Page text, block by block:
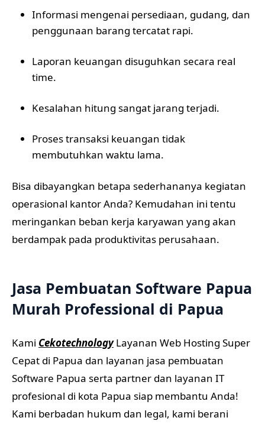
Informasi mengenai persediaan, gudang, dan
penggunaan barang tercatat rapi.
Laporan keuangan disuguhkan secara real
time.
Kesalahan hitung sangat jarang terjadi.
Proses transaksi keuangan tidak
membutuhkan waktu lama.
Bisa dibayangkan betapa sederhananya kegiatan
operasional kantor Anda? Kemudahan ini tentu
meringankan beban kerja karyawan yang akan
berdampak pada produktivitas perusahaan.
Jasa Pembuatan Software Papua
Murah Professional di Papua
Kami CekotechnologyLayanan Web Hosting Super
Cepat di Papua dan layanan jasa pembuatan
Software Papua serta partner dan layanan IT
profesional di kota Papua siap membantu Anda!
Kami berbadan hukum dan legal, kami berani